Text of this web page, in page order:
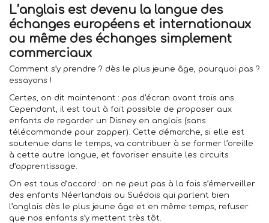
L’anglais est devenu la langue des
échanges européens et internationaux
ou même des échanges simplement
commerciaux
Comment s’y prendre ? dès le plus jeune âge, pourquoi pas ?
essayons !
Certes, on dit maintenant : pas d’écran avant trois ans.
Cependant, il est tout à fait possible de proposer aux
enfants de regarder un Disney en anglais (sans
télécommande pour zapper). Cette démarche, si elle est
soutenue dans le temps, va contribuer à se former l’oreille
à cette autre langue, et favoriser ensuite les circuits
d’apprentissage.
On est tous d’accord : on ne peut pas à la fois s’émerveiller
des enfants Néerlandais ou Suédois qui parlent bien
l’anglais dès le plus jeune âge et en même temps, refuser
que nos enfants s’y mettent très tôt.